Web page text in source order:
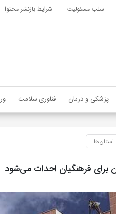
سلب مسئولیت شرایط بازنشر محتوا
پزشکی و درمان فناوری سلامت
استان‌ها